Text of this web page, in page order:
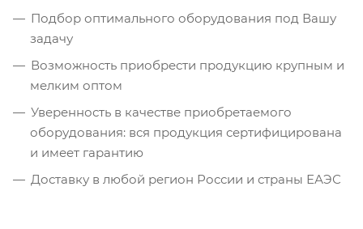
Подбор оптимального оборудования под Вашу
задачу
Возможность приобрести продукцию крупным и
мелким оптом
Уверенность в качестве приобретаемого
оборудования: вся продукция сертифицирована
и имеет гарантию
Доставку в любой регион России и страны ЕАЭС